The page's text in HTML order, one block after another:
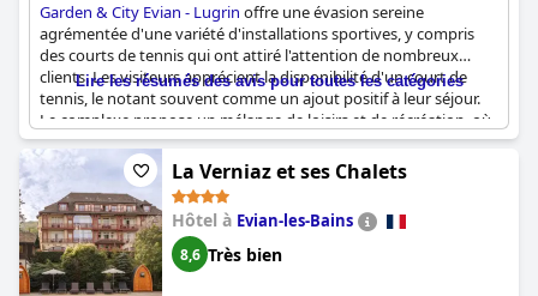
Garden & City Evian - Lugrin offre une évasion sereine
agrémentée d'une variété d'installations sportives, y compris
des courts de tennis qui ont attiré l'attention de nombreux
clients. Les visiteurs apprécient la disponibilité d'un court de
tennis, le notant souvent comme un ajout positif à leur séjour.
Le complexe propose un mélange de loisirs et de récréation, où
les clients peuvent s'adonner au tennis, au badminton, au ping-
pong et même au football.
La présence de ces installations, aux côtés d'une piscine et d'une
aire de jeux, ajoute de la valeur à l'expérience du complexe, le
rendant idéal pour les familles et les personnes recherchant des
vacances actives. Certains avis mentionnent que l'accès aux
Lire les résumés des avis pour toutes les catégories
La Verniaz et ses Chalets
Hôtel à Evian-les-Bains
8,6 Très bien